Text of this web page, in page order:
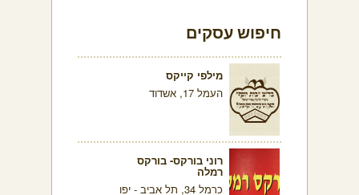
חיפוש עסקים
מילפי קייקס
העמל 17, אשדוד
רוני בורקס- בורקס
רמלה
כרמל 34, תל אביב - יפו